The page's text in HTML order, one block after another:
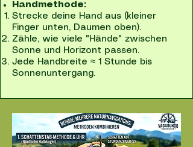
Handmethode:
Strecke deine Hand aus (kleiner
Finger unten, Daumen oben).
Zähle, wie viele "Hände" zwischen
Sonne und Horizont passen.
Jede Handbreite ≈ 1 Stunde bis
Sonnenuntergang.